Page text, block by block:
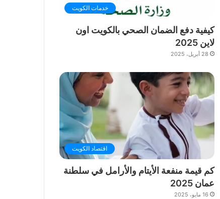
خدمات الكويت
كيفية دفع الضمان الصحي بالكويت اون
لاين 2025
28 أبريل، 2025
اقتصاد الكويت
كم قيمة منفعة الأيتام والأرامل في سلطنة
عمان 2025
16 مايو، 2025